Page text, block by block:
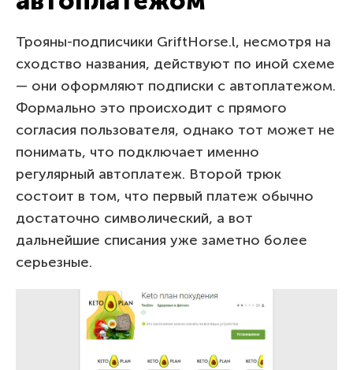
Трояны-подписчики GriftHorse.l, несмотря на
сходство названия, действуют по иной схеме
— они оформляют подписки с автоплатежом.
Формально это происходит с прямого
согласия пользователя, однако тот может не
понимать, что подключает именно
регулярный автоплатеж. Второй трюк
состоит в том, что первый платеж обычно
достаточно символический, а вот
дальнейшие списания уже заметно более
серьезные.